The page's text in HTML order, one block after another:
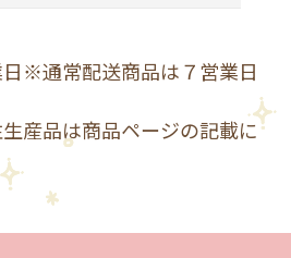
※通常配送商品は７営業日
産品は商品ページの記載に